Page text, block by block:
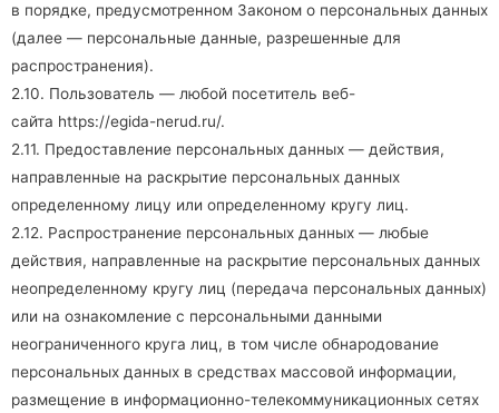
в порядке, предусмотренном Законом о персональных данных
(далее — персональные данные, разрешенные для
распространения).
2.10. Пользователь — любой посетитель веб-
сайта https://egida-nerud.ru/.
2.11. Предоставление персональных данных — действия,
направленные на раскрытие персональных данных
определенному лицу или определенному кругу лиц.
2.12. Распространение персональных данных — любые
действия, направленные на раскрытие персональных данных
неопределенному кругу лиц (передача персональных данных)
или на ознакомление с персональными данными
неограниченного круга лиц, в том числе обнародование
персональных данных в средствах массовой информации,
размещение в информационно-телекоммуникационных сетях